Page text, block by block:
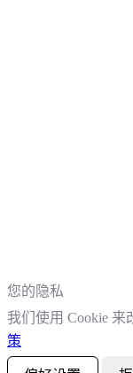
您的隐私
我们使用 Cookie 来
策